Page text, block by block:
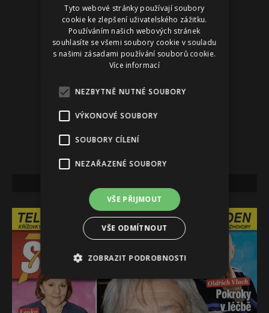
Tyto webové stránky používají soubory
cookie ke zlepšení uživatelského zážitku.
Používáním našich webových stránek
souhlasíte se všemi soubory cookie v souladu
s našimi zásadami používání souborů cookie.
Více informací
NEZBYTNĚ NUTNÉ SOUBORY
VÝKONOVÉ SOUBORY
SOUBORY CÍLENÍ
NEZAŘAZENÉ SOUBORY
VŠE PŘIJMOUT
VŠE ODMÍTNOUT
ZOBRAZIT PODROBNOSTI